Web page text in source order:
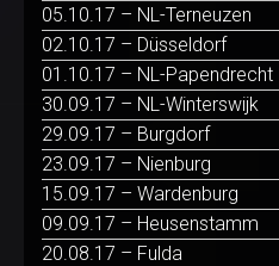
05.10.17 – NL-Terneuzen
02.10.17 – Düsseldorf
01.10.17 – NL-Papendrecht
30.09.17 – NL-Winterswijk
29.09.17 – Burgdorf
23.09.17 – Nienburg
15.09.17 – Wardenburg
09.09.17 – Heusenstamm
20.08.17 – Fulda